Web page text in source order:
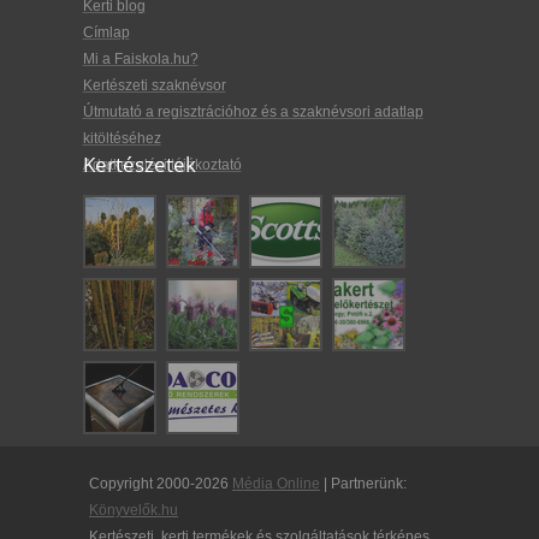
Kerti blog
Címlap
Mi a Faiskola.hu?
Kertészeti szaknévsor
Útmutató a regisztrációhoz és a szaknévsori adatlap
kitöltéséhez
Adatkezelési tájékoztató
Kertészetek
Copyright 2000-2026 Média Online | Partnerünk:
Könyvelők.hu